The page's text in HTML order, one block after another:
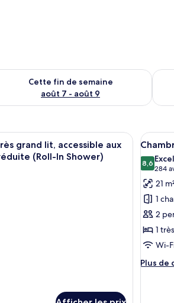
- août 8
Cette fin de semaine
août 7 - août 9
la disponibilité pour cette fin de
de chevet avec une lampe.
Une chambre d’hôtel comprenant un lit,
grand lit, accessible aux
(Roll-In Shower)
toutes
les
pour
ce
type
de
6
8,68,6 sur
284
(284
21
1
2
1
Wi-
Plus de
Plus